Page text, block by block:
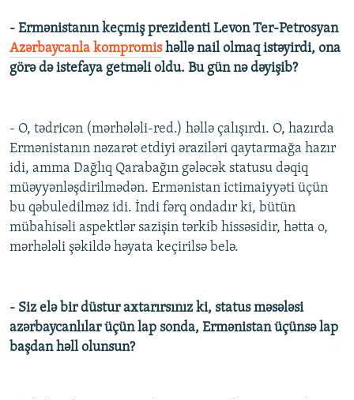
- Ermənistanın keçmiş prezidenti Levon Ter-Petrosyan
Azərbaycanla kompromishəllə nail olmaq istəyirdi, ona
görə də istefaya getməli oldu. Bu gün nə dəyişib?
- O, tədricən (mərhələli-red.) həllə çalışırdı. O, hazırda
Ermənistanın nəzarət etdiyi əraziləri qaytarmağa hazır
idi, amma Dağlıq Qarabağın gələcək statusu dəqiq
müəyyənləşdirilmədən. Ermənistan ictimaiyyəti üçün
bu qəbuledilməz idi. İndi fərq ondadır ki, bütün
mübahisəli aspektlər sazişin tərkib hissəsidir, hətta o,
mərhələli şəkildə həyata keçirilsə belə.
- Siz elə bir düstur axtarırsınız ki, status məsələsi
azərbaycanlılar üçün lap sonda, Ermənistan üçünsə lap
başdan həll olunsun?